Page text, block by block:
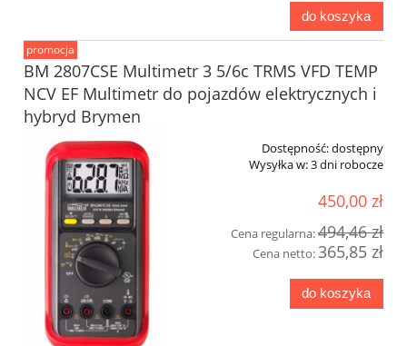
do koszyka
BM 2807CSE Multimetr 3 5/6c TRMS VFD TEMP
NCV EF Multimetr do pojazdów elektrycznych i
hybryd Brymen
Dostępność:dostępny
Wysyłka w:3 dni robocze
450,00 zł
Cena regularna:494,46 zł
Cena netto:365,85 zł
do koszyka
promocja